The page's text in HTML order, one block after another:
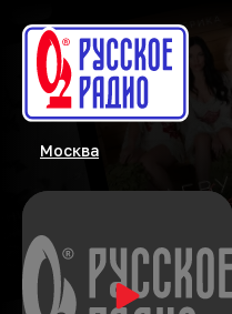
Москва